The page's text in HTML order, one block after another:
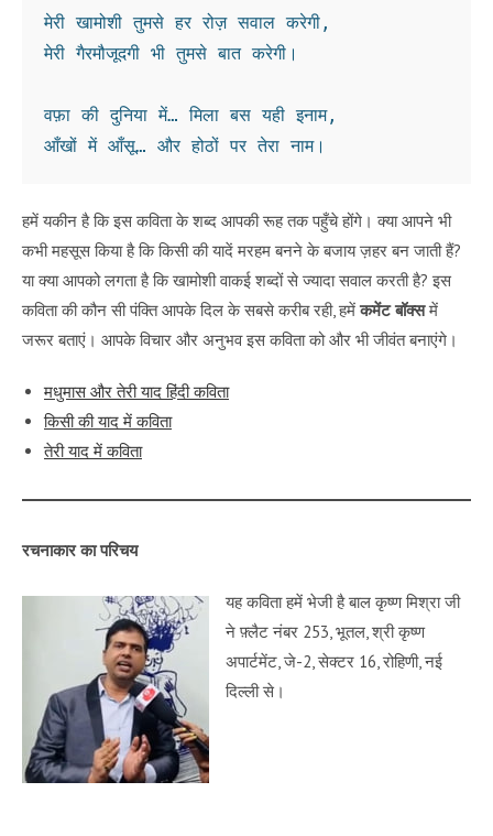
मेरी खामोशी तुमसे हर रोज़ सवाल करेगी,
मेरी गैरमौजूदगी भी तुमसे बात करेगी।
वफ़ा की दुनिया में… मिला बस यही इनाम,
आँखों में आँसू… और होठों पर तेरा नाम।
हमें यकीन है कि इस कविता के शब्द आपकी रूह तक पहुँचे होंगे। क्या आपने भी
कभी महसूस किया है कि किसी की यादें मरहम बनने के बजाय ज़हर बन जाती हैं?
या क्या आपको लगता है कि खामोशी वाकई शब्दों से ज्यादा सवाल करती है? इस
कविता की कौन सी पंक्ति आपके दिल के सबसे करीब रही, हमेंकमेंट बॉक्समें
जरूर बताएं। आपके विचार और अनुभव इस कविता को और भी जीवंत बनाएंगे।
मधुमास और तेरी याद हिंदी कविता
किसी की याद में कविता
तेरी याद में कविता
रचनाकार का परिचय
यह कविता हमें भेजी है बाल कृष्ण मिश्रा जी
ने फ़्लैट नंबर 253, भूतल, श्री कृष्ण
अपार्टमेंट, जे-2, सेक्टर 16, रोहिणी, नई
दिल्ली से।